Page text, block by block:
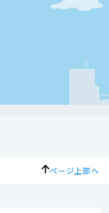
ページ上部へ